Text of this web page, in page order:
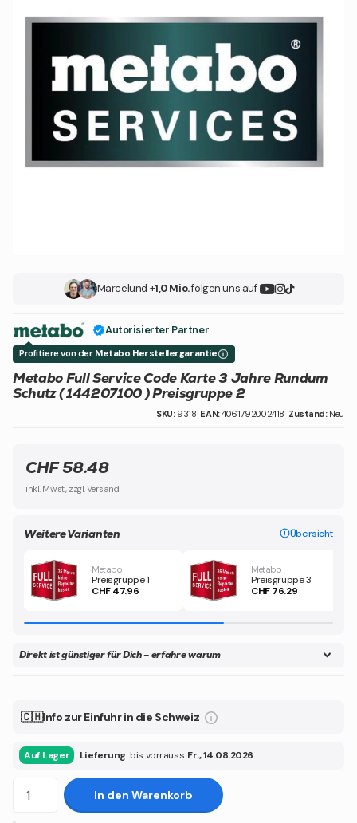
Marcelund +1,0 Mio.folgen uns auf
Autorisierter Partner
Profitiere von der Metabo Herstellergarantie
Metabo Full Service Code Karte 3 Jahre Rundum
Schutz ( 144207100 ) Preisgruppe 2
SKU: 9318 EAN:4061792002418 Zustand: Neu
CHF 58.48
inkl. Mwst, zzgl. Versand
Weitere Varianten Übersicht
Metabo
Preisgruppe 1
CHF 47.96
Metabo
Preisgruppe 3
CHF 76.29
Direkt ist günstiger für Dich – erfahre warum
🇨🇭Info zur Einfuhr in die Schweiz
Auf Lager Lieferung bis vorrauss.Fr., 14.08.2026
In den Warenkorb